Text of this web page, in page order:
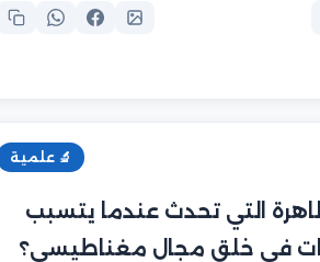
🔬 علمية
التي تحدث عندما يتسبب
في خلق مجال مغناطيسي؟